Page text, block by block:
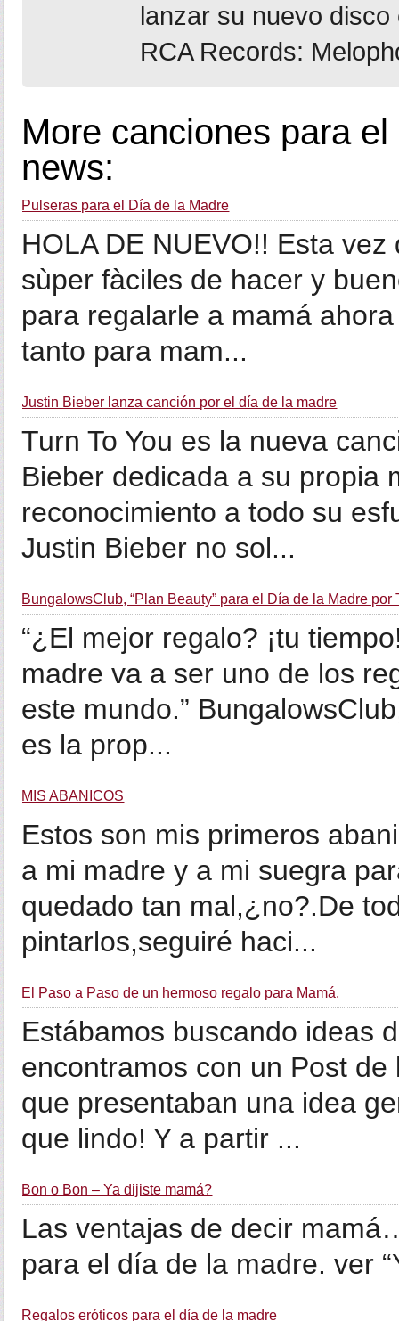
lanzar su nuevo
RCA Records:
More canciones para
news:
Pulseras para el Día de la Madre
HOLA DE NUEVO!! Esta
sùper fàciles de hacer y
para regalarle a mamá
tanto para mam...
Justin Bieber lanza canción por el día de la madre
Turn To You es la nueva
Bieber dedicada a su propia
reconocimiento a todo su
Justin Bieber no sol...
BungalowsClub, “Plan Beauty” para el Día de la Madre por
“¿El mejor regalo? ¡tu
madre va a ser uno de los
este mundo.”
es la prop...
MIS ABANICOS
Estos son mis primeros
a mi madre y a mi suegra
quedado tan mal,¿no?.De
pintarlos,seguiré haci...
El Paso a Paso de un hermoso regalo para Mamá.
Estábamos buscando ideas
encontramos con un Post
que presentaban una idea
que lindo! Y a partir ...
Bon o Bon – Ya dijiste mamá?
Las ventajas de decir
para el día de la madre. ver
Regalos eróticos para el día de la madre